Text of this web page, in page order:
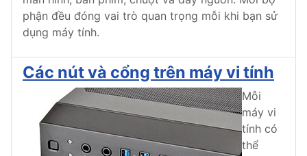
phận đều đóng vai trò quan trọng mỗi khi bạn sử
dụng máy tính.
Các nút và cổng trên máy vi tính
Mỗi
máy vi
tính có
thể